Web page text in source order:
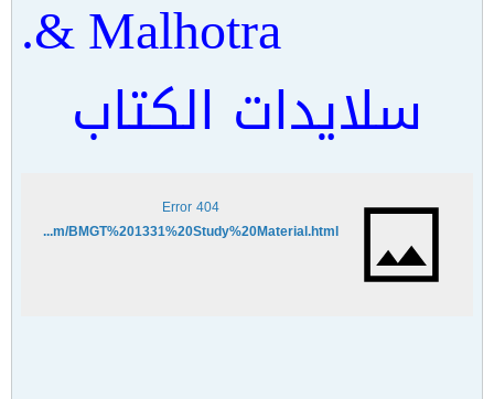
& Malhotra.
سلايدات الكتاب
404 Error
http://lewstoops.com/BMGT%201331%20Study%20Material.html